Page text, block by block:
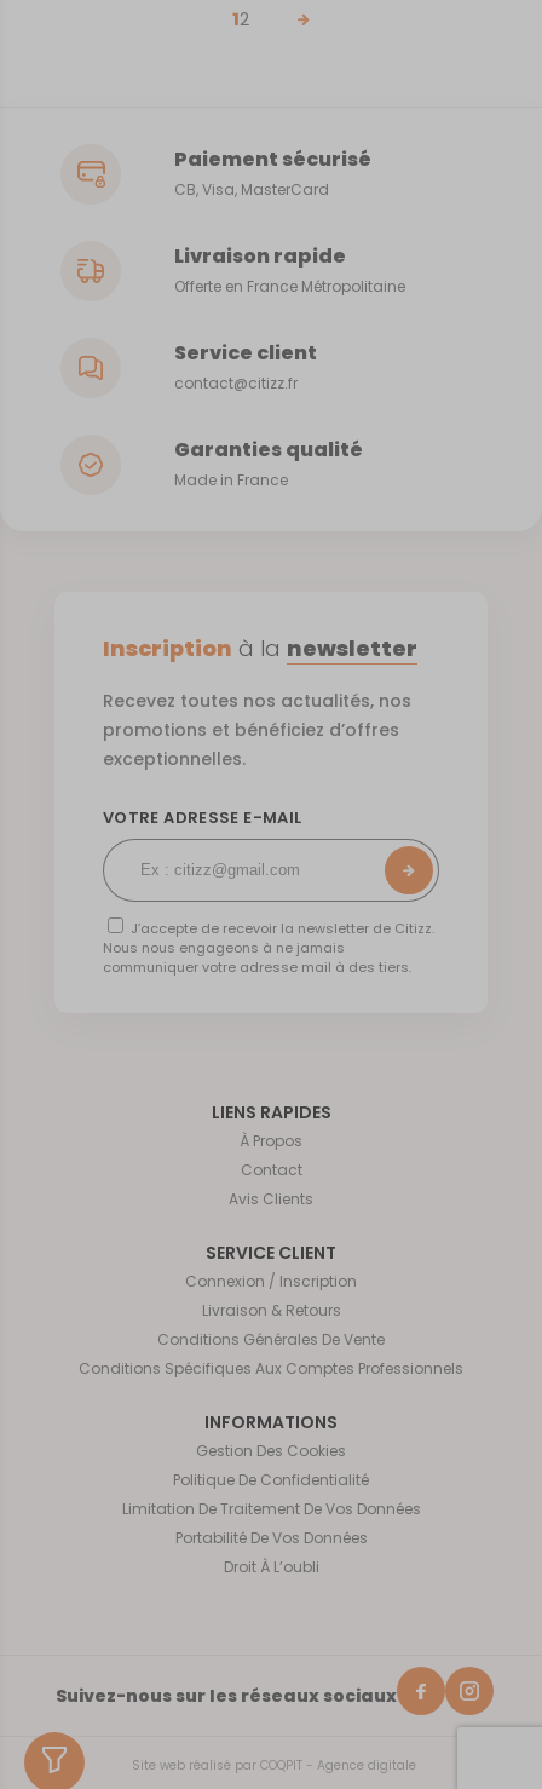
12
Paiement sécurisé
CB, Visa, MasterCard
Livraison rapide
Offerte en France Métropolitaine
Service client
contact@citizz.fr
Garanties qualité
Made in France
LIENS RAPIDES
À Propos
Contact
Avis Clients
SERVICE CLIENT
Connexion / Inscription
Livraison & Retours
Conditions Générales De Vente
Conditions Spécifiques Aux Comptes Professionnels
INFORMATIONS
Gestion Des Cookies
Politique De Confidentialité
Limitation De Traitement De Vos Données
Portabilité De Vos Données
Droit À L’oubli
Suivez-nous sur les réseaux sociaux
Site web réalisé par COQPIT - Agence digitale
Inscription à la newsletter
Recevez toutes nos actualités, nos
promotions et bénéficiez d’offres
exceptionnelles.
VOTRE ADRESSE E-MAIL
J’accepte de recevoir la newsletter de Citizz.
Nous nous engageons à ne jamais
communiquer votre adresse mail à des tiers.